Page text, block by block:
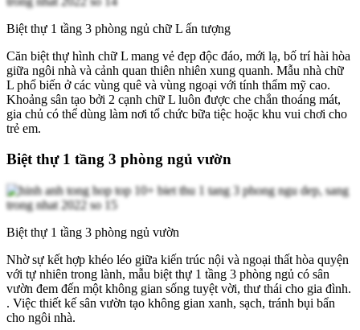
Biệt thự 1 tầng 3 phòng ngủ chữ L ấn tượng
Căn biệt thự hình chữ L mang vẻ đẹp độc đáo, mới lạ, bố trí hài hòa
giữa ngôi nhà và cảnh quan thiên nhiên xung quanh. Mẫu nhà chữ
L phổ biến ở các vùng quê và vùng ngoại với tính thẩm mỹ cao.
Khoảng sân tạo bởi 2 cạnh chữ L luôn được che chắn thoáng mát,
gia chủ có thể dùng làm nơi tổ chức bữa tiệc hoặc khu vui chơi cho
trẻ em.
Biệt thự 1 tầng 3 phòng ngủ vườn
Biệt thự 1 tầng 3 phòng ngủ vườn
Nhờ sự kết hợp khéo léo giữa kiến trúc nội và ngoại thất hòa quyện
với tự nhiên trong lành, mẫu biệt thự 1 tầng 3 phòng ngủ có sân
vườn đem đến một không gian sống tuyệt vời, thư thái cho gia đình.
. Việc thiết kế sân vườn tạo không gian xanh, sạch, tránh bụi bẩn
cho ngôi nhà.